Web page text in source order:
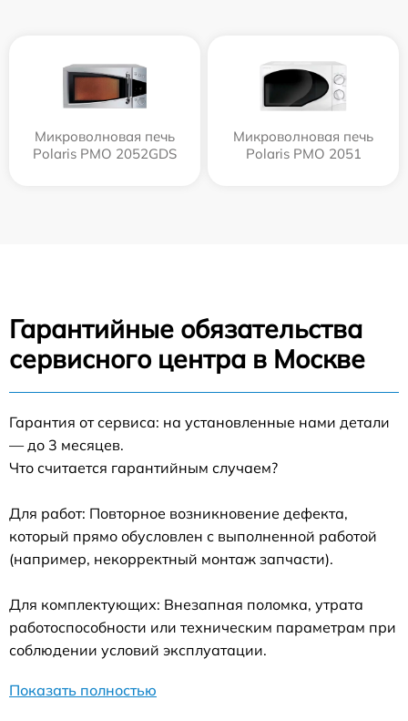
Микроволновая печь
Polaris PMO 2052GDS
Микроволновая печь
Polaris PMO 2051
Гарантийные обязательства
сервисного центра в Москве
Гарантия от сервиса: на установленные нами детали
— до 3 месяцев.
Что считается гарантийным случаем?
Для работ: Повторное возникновение дефекта,
который прямо обусловлен с выполненной работой
(например, некорректный монтаж запчасти).
Для комплектующих: Внезапная поломка, утрата
работоспособности или техническим параметрам при
соблюдении условий эксплуатации.
Показать полностью